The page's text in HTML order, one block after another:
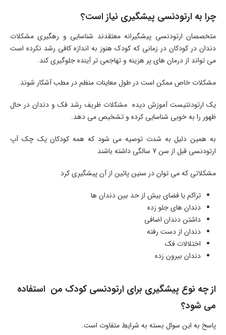
چرا به ارتودنسی پیشگیری نیاز است؟
متخصصان ارتودنسی پیشگیرانه معتقدند شناسایی و رهگیری مشکلات
دندان در کودکان در زمانی که کودک هنوز به اندازه کافی رشد نکرده است
می تواند از درمان های پر هزینه و تهاجمی تر آینده جلوگیری کند.
مشکلات خاص ممکن است در طول معاینات منظم در مطب آشکار شوند.
یک ارتودنتیست آموزش دیده مشکلات ظریف رشد فک و دندان در حال
ظهور را به خوبی شناسایی کرده و تشخیص می دهد.
به همین دلیل به شدت توصیه می شود که همه کودکان یک چک آپ
ارتودنسی قبل از سن 7 سالگی داشته باشند
مشکلاتی که می توان در سنین پائین از آن پیشگیری کرد
تراکم یا فضای بیش از حد بین دندان ها
دندان های جلو زده
داشتن دندان اضافی
دندان از دست رفته
اختلالات فک
دندان بیرون زده
از چه نوع پیشگیری برای ارتودنسی کودک من استفاده
می شود؟
پاسخ به این سوال بسته به شرایط متفاوت است.